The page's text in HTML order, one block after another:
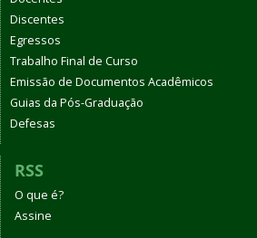
Discentes
Egressos
Trabalho Final de Curso
Emissão de Documentos Acadêmicos
Guias da Pós-Graduação
Defesas
RSS
O que é?
Assine